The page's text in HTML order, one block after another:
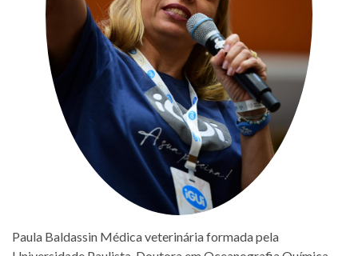
Paula Baldassin Médica veterinária formada pela